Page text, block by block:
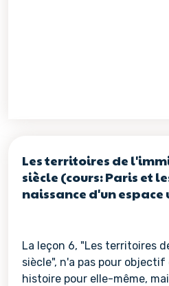
Les territoires de
siècle (cours: Paris et
naissance d'un
La leçon 6, "Les territoires
siècle", n'a pas pour
histoire pour elle-même,